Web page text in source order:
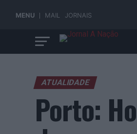
MENU MAIL JORNAIS
ATUALIDADE
Porto: